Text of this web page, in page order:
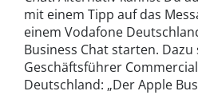
mit einem Tipp auf das
einem Vodafone
Business Chat starten.
Geschäftsführer
Deutschland: „Der Apple